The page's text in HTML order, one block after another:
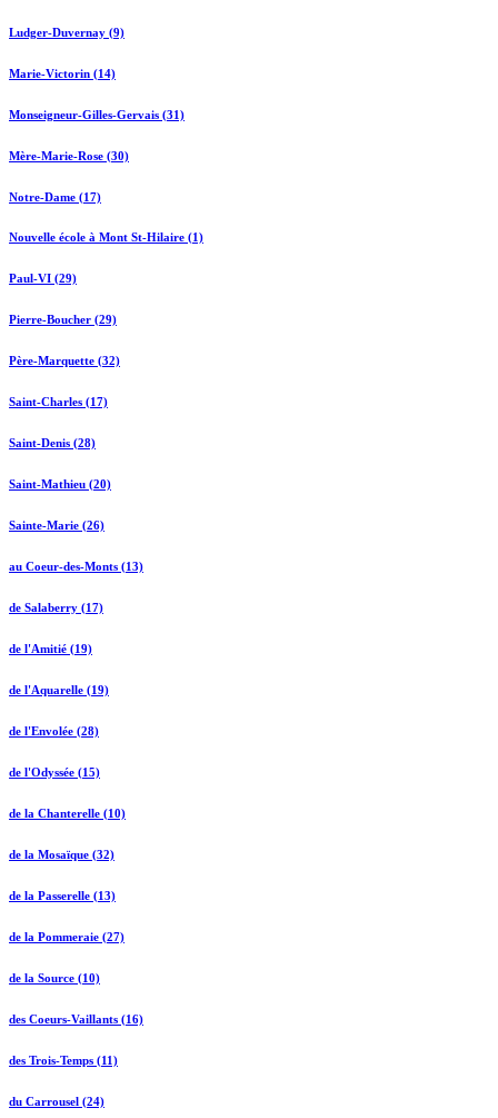
Ludger-Duvernay (9)
Marie-Victorin (14)
Monseigneur-Gilles-Gervais (31)
Mère-Marie-Rose (30)
Notre-Dame (17)
Nouvelle école à Mont St-Hilaire (1)
Paul-VI (29)
Pierre-Boucher (29)
Père-Marquette (32)
Saint-Charles (17)
Saint-Denis (28)
Saint-Mathieu (20)
Sainte-Marie (26)
au Coeur-des-Monts (13)
de Salaberry (17)
de l'Amitié (19)
de l'Aquarelle (19)
de l'Envolée (28)
de l'Odyssée (15)
de la Chanterelle (10)
de la Mosaïque (32)
de la Passerelle (13)
de la Pommeraie (27)
de la Source (10)
des Coeurs-Vaillants (16)
des Trois-Temps (11)
du Carrousel (24)